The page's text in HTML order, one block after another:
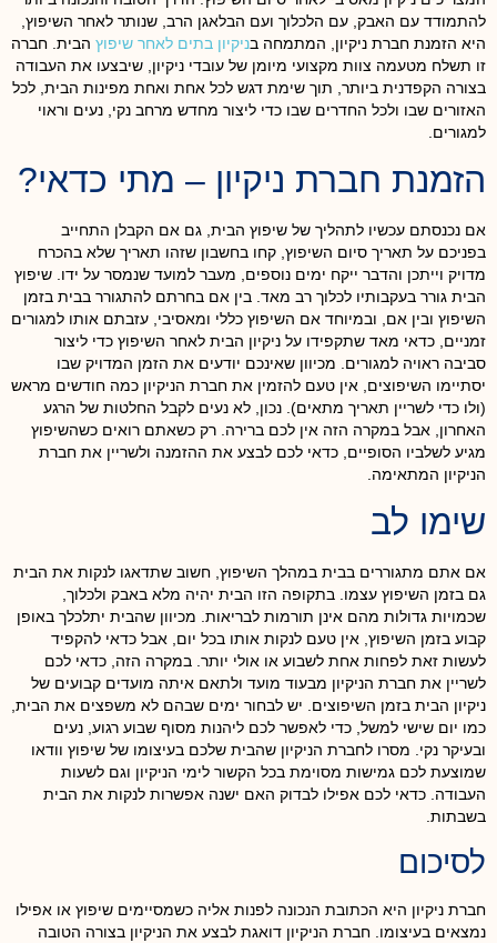
להתמודד עם האבק, עם הלכלוך ועם הבלאגן הרב, שנותר לאחר השיפוץ,
היא הזמנת חברת ניקיון, המתמחה בניקיון בתים לאחר שיפוץ הבית. חברה
זו תשלח מטעמה צוות מקצועי מיומן של עובדי ניקיון, שיבצעו את העבודה
בצורה הקפדנית ביותר, תוך שימת דגש לכל אחת ואחת מפינות הבית, לכל
האזורים שבו ולכל החדרים שבו כדי ליצור מחדש מרחב נקי, נעים וראוי
למגורים.
הזמנת חברת ניקיון – מתי כדאי?
אם נכנסתם עכשיו לתהליך של שיפוץ הבית, גם אם הקבלן התחייב
בפניכם על תאריך סיום השיפוץ, קחו בחשבון שזהו תאריך שלא בהכרח
מדויק וייתכן והדבר ייקח ימים נוספים, מעבר למועד שנמסר על ידו. שיפוץ
הבית גורר בעקבותיו לכלוך רב מאד. בין אם בחרתם להתגורר בבית בזמן
השיפוץ ובין אם, ובמיוחד אם השיפוץ כללי ומאסיבי, עזבתם אותו למגורים
זמניים, כדאי מאד שתקפידו על ניקיון הבית לאחר השיפוץ כדי ליצור
סביבה ראויה למגורים. מכיוון שאינכם יודעים את הזמן המדויק שבו
יסתיימו השיפוצים, אין טעם להזמין את חברת הניקיון כמה חודשים מראש
(ולו כדי לשריין תאריך מתאים). נכון, לא נעים לקבל החלטות של הרגע
האחרון, אבל במקרה הזה אין לכם ברירה. רק כשאתם רואים כשהשיפוץ
מגיע לשלביו הסופיים, כדאי לכם לבצע את ההזמנה ולשריין את חברת
הניקיון המתאימה.
שימו לב
אם אתם מתגוררים בבית במהלך השיפוץ, חשוב שתדאגו לנקות את הבית
גם בזמן השיפוץ עצמו. בתקופה הזו הבית יהיה מלא באבק ולכלוך,
שכמויות גדולות מהם אינן תורמות לבריאות. מכיוון שהבית יתלכלך באופן
קבוע בזמן השיפוץ, אין טעם לנקות אותו בכל יום, אבל כדאי להקפיד
לעשות זאת לפחות אחת לשבוע או אולי יותר. במקרה הזה, כדאי לכם
לשריין את חברת הניקיון מבעוד מועד ולתאם איתה מועדים קבועים של
ניקיון הבית בזמן השיפוצים. יש לבחור ימים שבהם לא משפצים את הבית,
כמו יום שישי למשל, כדי לאפשר לכם ליהנות מסוף שבוע רגוע, נעים
ובעיקר נקי. מסרו לחברת הניקיון שהבית שלכם בעיצומו של שיפוץ וודאו
שמוצעת לכם גמישות מסוימת בכל הקשור לימי הניקיון וגם לשעות
העבודה. כדאי לכם אפילו לבדוק האם ישנה אפשרות לנקות את הבית
בשבתות.
לסיכום
חברת ניקיון היא הכתובת הנכונה לפנות אליה כשמסיימים שיפוץ או אפילו
נמצאים בעיצומו. חברת הניקיון דואגת לבצע את הניקיון בצורה הטובה